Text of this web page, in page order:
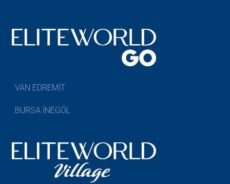
VAN EDREMİT
BURSA İNEGÖL